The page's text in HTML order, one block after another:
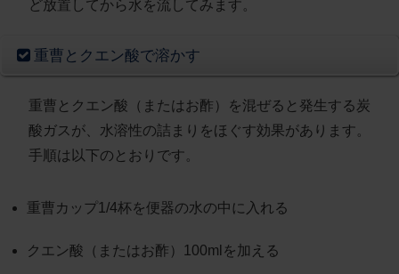
ど放置 してから水を流してみます。
重曹とクエン酸で溶かす
重曹とクエン酸（またはお酢）を混ぜると発生する炭
酸ガスが、 水溶性の詰まりをほぐす効果があります。
手順は以下のとおりです。
重曹カップ1/4杯を便器の水の中に入れる
クエン酸（またはお酢）100mlを加える